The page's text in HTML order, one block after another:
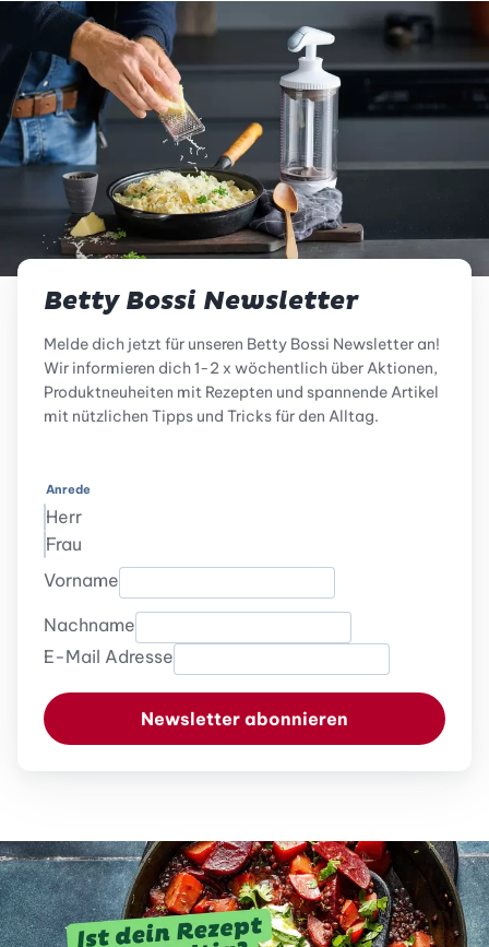
Betty Bossi Newsletter
Melde dich jetzt für unseren Betty Bossi Newsletter an!
Wir informieren dich 1-2 x wöchentlich über Aktionen,
Produktneuheiten mit Rezepten und spannende Artikel
mit nützlichen Tipps und Tricks für den Alltag.
Anrede
Herr
Frau
Vorname
Nachname
E-Mail Adresse
Newsletter abonnieren